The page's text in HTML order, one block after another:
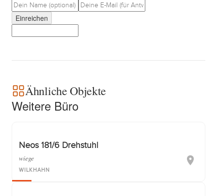
Einreichen
Ähnliche Objekte
Weitere Büro
Neos 181/6 Drehstuhl
wiege
WILKHAHN